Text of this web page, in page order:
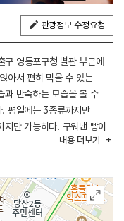
관광정보 수정요청
구 영등포구청 별관 부근에
아서 편히 먹을 수 있는
과 반죽하는 모습을 볼 수
평일에는 3종류까지만
만 가능하다. 구워낸 빵이
는 제한 없이 구매할 수
내용 더보기